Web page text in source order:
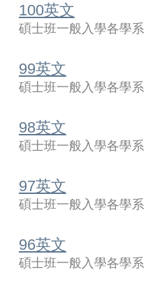
100英文
碩士班一般入學各學系
99英文
碩士班一般入學各學系
98英文
碩士班一般入學各學系
97英文
碩士班一般入學各學系
96英文
碩士班一般入學各學系